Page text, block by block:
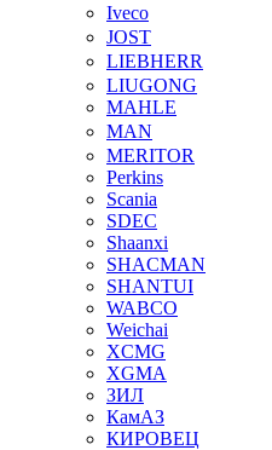
Iveco
JOST
LIEBHERR
LIUGONG
MAHLE
MAN
MERITOR
Perkins
Scania
SDEC
Shaanxi
SHACMAN
SHANTUI
WABCO
Weichai
XCMG
XGMA
ЗИЛ
КамАЗ
КИРОВЕЦ